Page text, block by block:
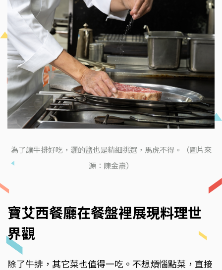
為了讓牛排好吃，灑的鹽也是精細挑選，馬虎不得。（圖片來
源：陳金燾）
寶艾西餐廳在餐盤裡展現料理世
界觀
除了牛排，其它菜也值得一吃。不想煩惱點菜，直接